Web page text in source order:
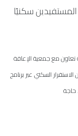
سكنيًا
تعاون مع جمعية الإعاقة
السكني عبر برنامج
حاجة